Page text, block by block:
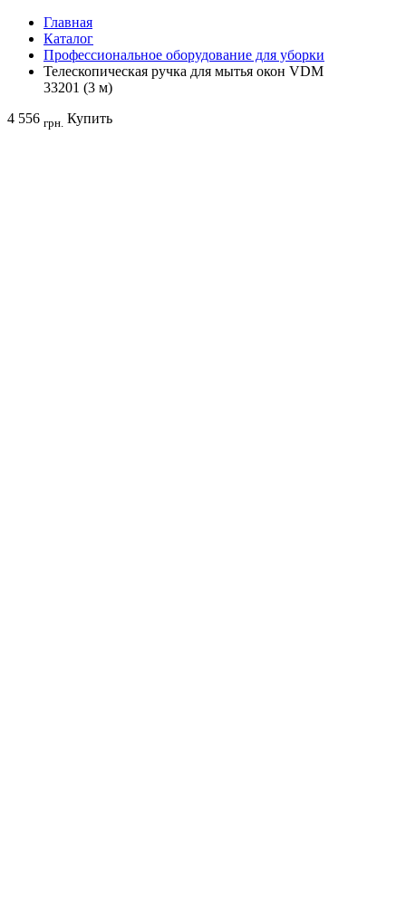
Главная
Каталог
Профессиональное оборудование для уборки
Телескопическая ручка для мытья окон VDM
33201 (3 м)
4 556 грн. Купить